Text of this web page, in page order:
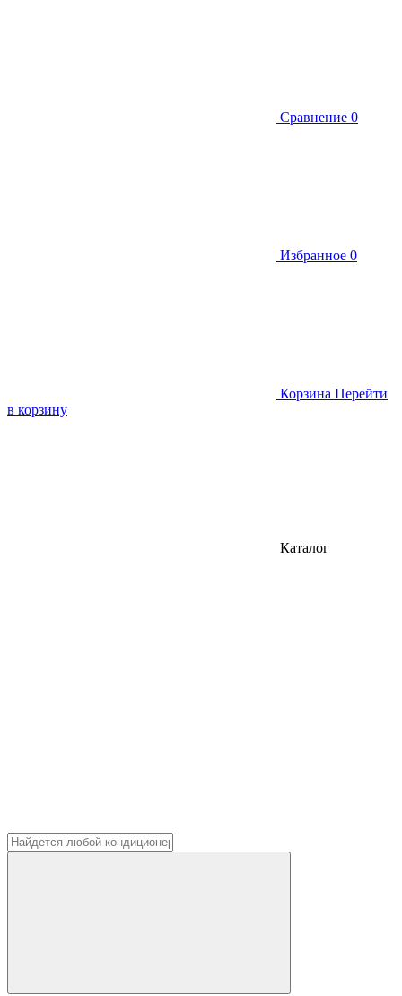
Сравнение 0
Избранное 0
Корзина Перейти
в корзину
Каталог